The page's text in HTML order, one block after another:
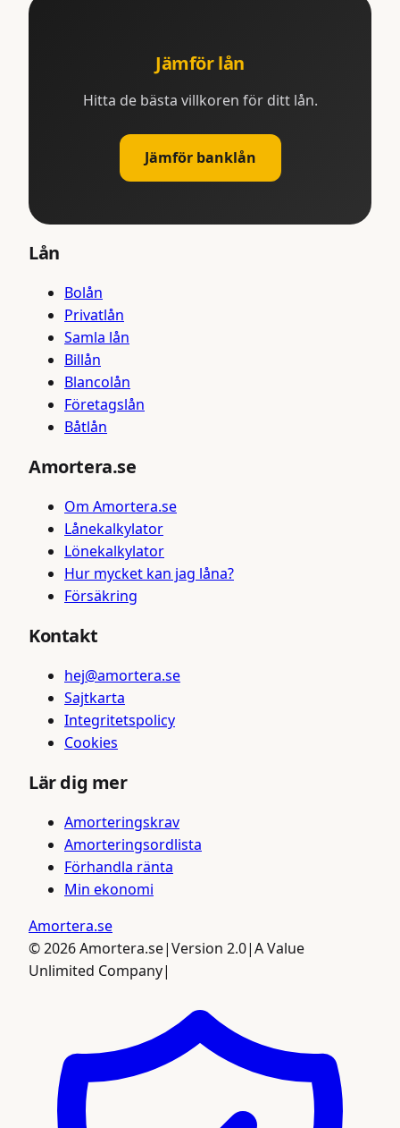
Jämför lån
Hitta de bästa villkoren för ditt lån.
Jämför banklån
Lån
Bolån
Privatlån
Samla lån
Billån
Blancolån
Företagslån
Båtlån
Amortera.se
Om Amortera.se
Lånekalkylator
Lönekalkylator
Hur mycket kan jag låna?
Försäkring
Kontakt
hej@amortera.se
Sajtkarta
Integritetspolicy
Cookies
Lär dig mer
Amorteringskrav
Amorteringsordlista
Förhandla ränta
Min ekonomi
Amortera.se
©2026Amortera.se|Version 2.0|A Value
Unlimited Company|